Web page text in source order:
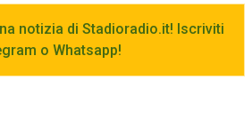
notizia di Stadioradio.it! Iscriviti
o Whatsapp!